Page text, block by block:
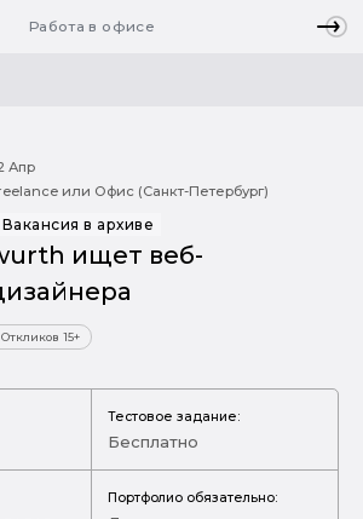
Работа в офисе
Апр
или Офис (Санкт-Петербург)
Вакансия в архиве
ищет веб-
Откликов 15+
Тестовое задание:
Бесплатно
Портфолио обязательно: